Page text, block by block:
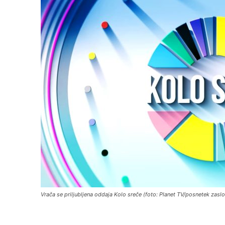
Vrača se priljubljena oddaja Kolo sreče (foto: Planet TV/posnetek